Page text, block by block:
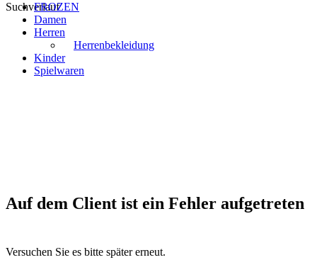
Suchverlauf
FROZEN
Damen
Herren
Herrenbekleidung
Kinder
Spielwaren
Auf dem Client ist ein Fehler aufgetreten
Versuchen Sie es bitte später erneut.